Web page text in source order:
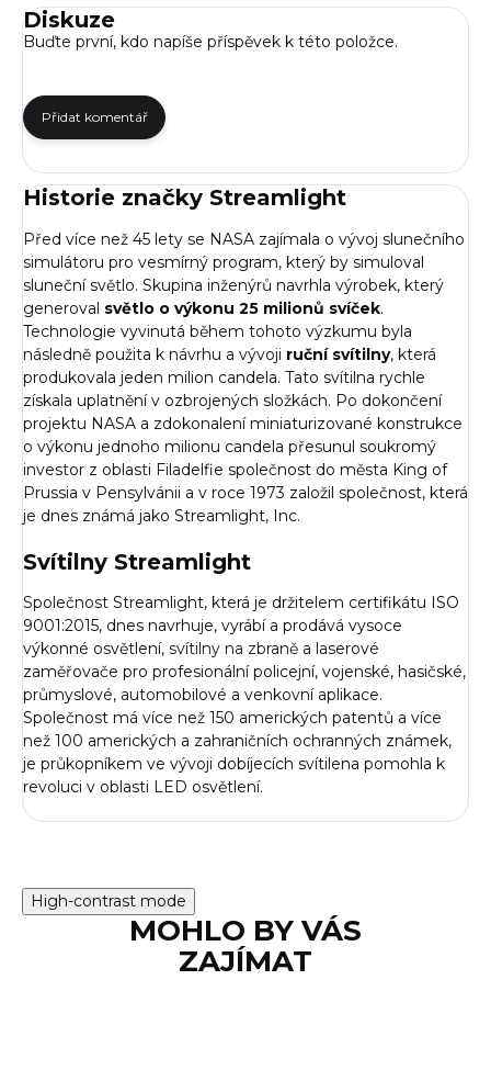
Diskuze
Buďte první, kdo napíše příspěvek k této položce.
Přidat komentář
Historie značky Streamlight
Před více než 45 lety se NASA zajímala o vývoj slunečního
simulátoru pro vesmírný program, který by simuloval
sluneční světlo. Skupina inženýrů navrhla výrobek, který
generoval světlo o výkonu 25 milionů svíček.
Technologie vyvinutá během tohoto výzkumu byla
následně použita k návrhu a vývoji ruční svítilny, která
produkovala jeden milion candela. Tato svítilna rychle
získala uplatnění v ozbrojených složkách. Po dokončení
projektu NASA a zdokonalení miniaturizované konstrukce
o výkonu jednoho milionu candela přesunul soukromý
investor z oblasti Filadelfie společnost do města King of
Prussia v Pensylvánii a v roce 1973 založil společnost, která
je dnes známá jako Streamlight, Inc.
Svítilny Streamlight
Společnost Streamlight, která je držitelem certifikátu ISO
9001:2015, dnes navrhuje, vyrábí a prodává vysoce
výkonné osvětlení, svítilny na zbraně a laserové
zaměřovače pro profesionální policejní, vojenské, hasičské,
průmyslové, automobilové a venkovní aplikace.
Společnost má více než 150 amerických patentů a více
než 100 amerických a zahraničních ochranných známek,
je průkopníkem ve vývoji dobíjecích svítilena pomohla k
revoluci v oblasti LED osvětlení.
High-contrast mode
MOHLO BY VÁS
ZAJÍMAT